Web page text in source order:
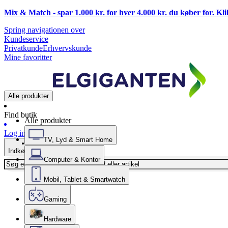
Mix & Match - spar 1.000 kr. for hver 4.000 kr. du køber for.
Spring navigationen over
Kundeservice
PrivatkundeErhvervskunde
Mine favoritter
Alle produkter
Find butik
Log ind
Indkøbskurv
Alle produkter
TV, Lyd & Smart Home
Computer & Kontor
Mobil, Tablet & Smartwatch
Gaming
Hardware